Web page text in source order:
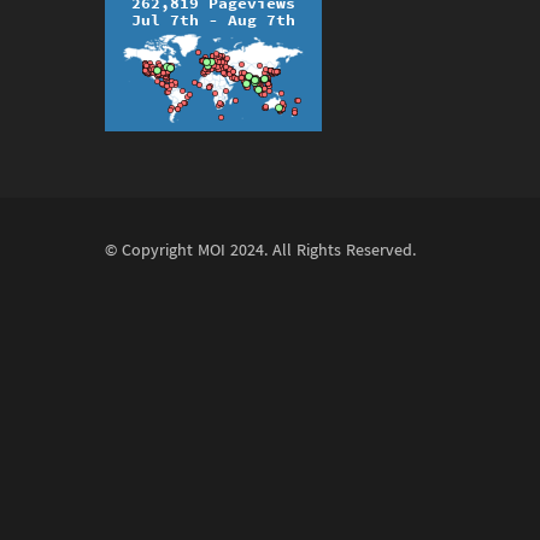
© Copyright MOI 2024. All Rights Reserved.